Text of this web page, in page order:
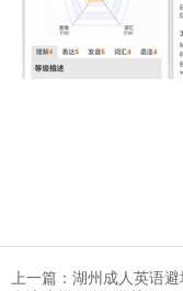
上一篇：湖州成人英语